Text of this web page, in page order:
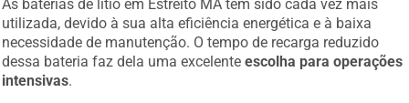
As baterias de lítio em Estreito MA tem sido cada vez mais
utilizada, devido à sua alta eficiência energética e à baixa
necessidade de manutenção. O tempo de recarga reduzido
dessa bateria faz dela uma excelenteescolha para operações
intensivas.